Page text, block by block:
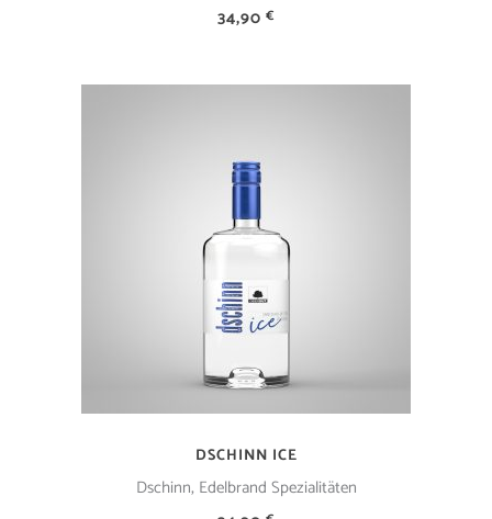
34,90€
IN DEN WARENKORB
DSCHINN ICE
Dschinn, Edelbrand Spezialitäten